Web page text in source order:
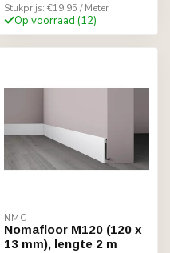
Stukprijs: €19,95 / Meter
Op voorraad (12)
NMC
Nomafloor M120 (120 x
13 mm), lengte 2 m